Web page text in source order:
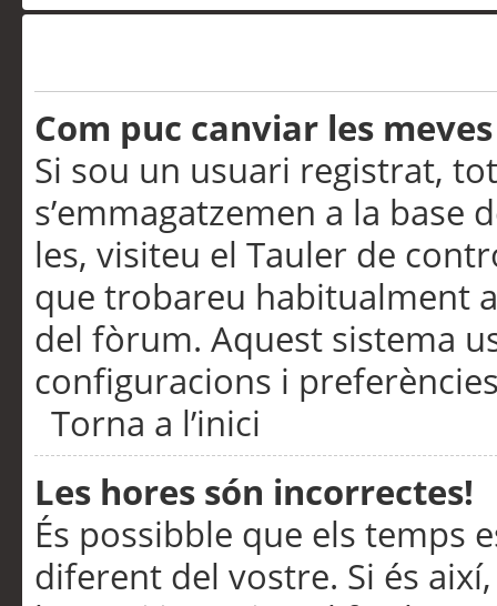
Com puc canviar les
Si sou un usuari registrat,
s’emmagatzemen a la
les, visiteu el Tauler de
que trobareu habitualment
del fòrum. Aquest sistema
configuracions i
Torna a l’inici
Les hores són incorrectes!
És possibble que els temps
diferent del vostre. Si és